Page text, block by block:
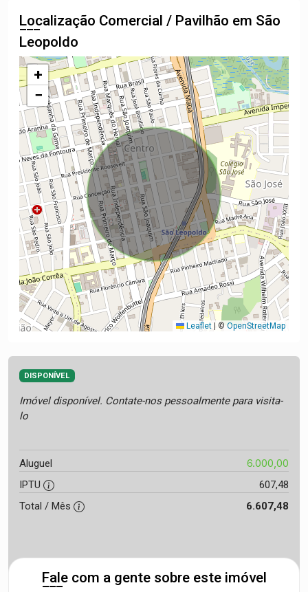
Localização Comercial / Pavilhão em São
Leopoldo
+
−
Leaflet | © OpenStreetMap
DISPONÍVEL
Imóvel disponível. Contate-nos pessoalmente para visita-
lo
Aluguel 6.000,00
IPTU
607,48
Total / Mês
6.607,48
Fale com a gente sobre este imóvel